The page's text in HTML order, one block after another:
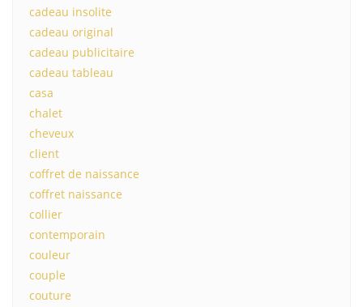
cadeau insolite
cadeau original
cadeau publicitaire
cadeau tableau
casa
chalet
cheveux
client
coffret de naissance
coffret naissance
collier
contemporain
couleur
couple
couture